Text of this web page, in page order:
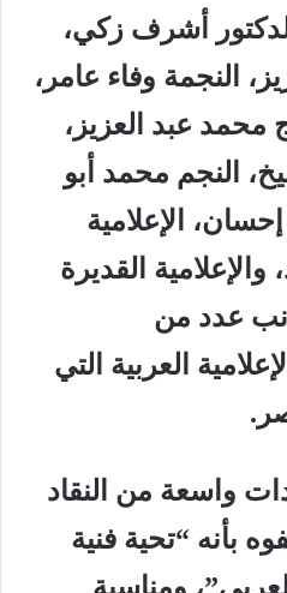
أشرف زكي،
النجمة وفاء عامر،
محمد عبد العزيز،
النجم محمد أبو
الإعلامية
والإعلامية القديرة
عدد من
العربية التي
واسعة من النقاد
بأنه “تحية فنية